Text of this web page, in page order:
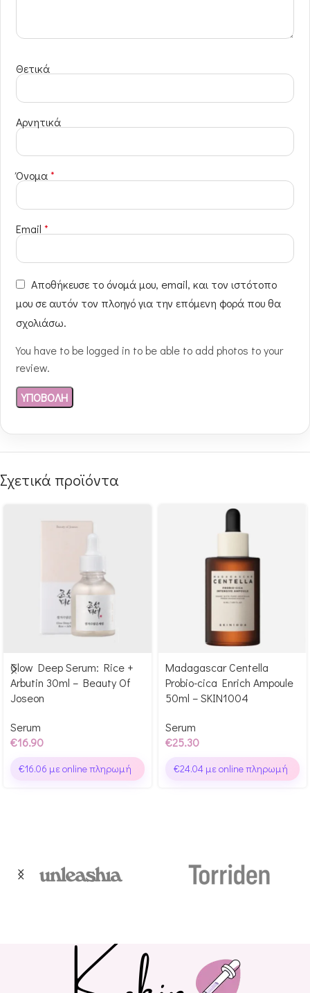
Θετικά
Αρνητικά
Όνομα*
Email *
Αποθήκευσε το όνομά μου, email, και τον ιστότοπο
μου σε αυτόν τον πλοηγό για την επόμενη φορά που θα
σχολιάσω.
You have to be logged in to be able to add photos to your
review.
Σχετικά προϊόντα
Αγόρασε & κέρδισε 169
Glow Points!
Glow Deep Serum: Rice +
Arbutin 30ml – Beauty Of
Joseon
Serum
€16.90
€16.06 με online πληρωμή
Αγόρασε & κέρδισε 253
Glow Points!
Madagascar Centella
Probio-cica Enrich Ampoule
50ml – SKIN1004
Serum
€25.30
€24.04 με online πληρωμή